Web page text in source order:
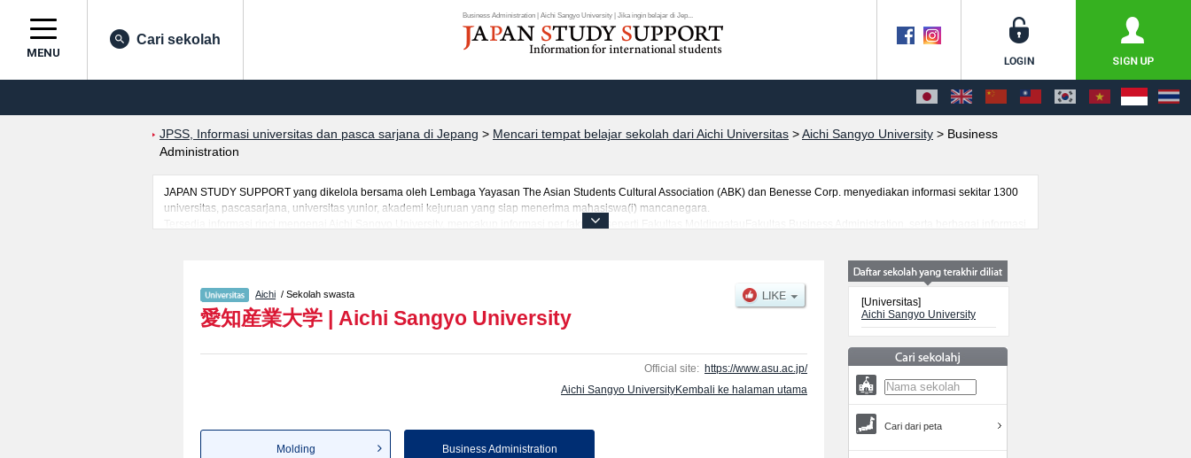
Business Administration | Aichi Sangyo University | Jika ingin belajar di Jep...
MENU
Cari sekolah
JPSS, Informasi universitas dan pasca sarjana di Jepang > Mencari tempat belajar sekolah dari Aichi Universitas > Aichi Sangyo University > Business
Administration
JAPAN STUDY SUPPORT yang dikelola bersama oleh Lembaga Yayasan The Asian Students Cultural Association (ABK) dan Benesse Corp. menyediakan informasi sekitar 1300
universitas, pascasarjana, universitas yunior, akademi kejuruan yang siap menerima mahasiswa(i) mancanegara.
Tersedia informasi rinci mengenai Aichi Sangyo University, mencakup informasi per fakultas seperti Fakultas MoldingatauFakultas Business Administration, serta berbagai informasi
Aichi / Sekolah swasta
愛知産業大学 | Aichi Sangyo University
Official site: https://www.asu.ac.jp/
Aichi Sangyo UniversityKembali ke halaman utama
Molding Business Administration
[Universitas]
Aichi Sangyo University
Cari dari peta